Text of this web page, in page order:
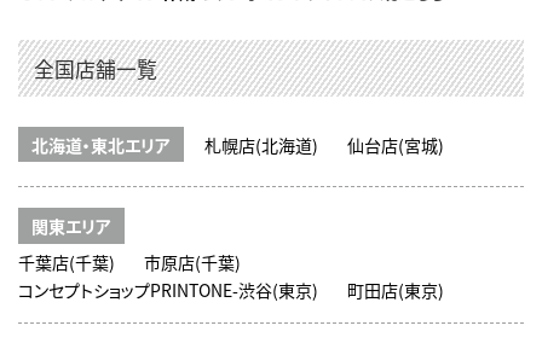
全国店舗一覧
北海道・東北エリア 札幌店(北海道) 仙台店(宮城)
関東エリア
千葉店(千葉)
市原店(千葉)
コンセプトショップPRINTONE-渋谷(東京)
町田店(東京)